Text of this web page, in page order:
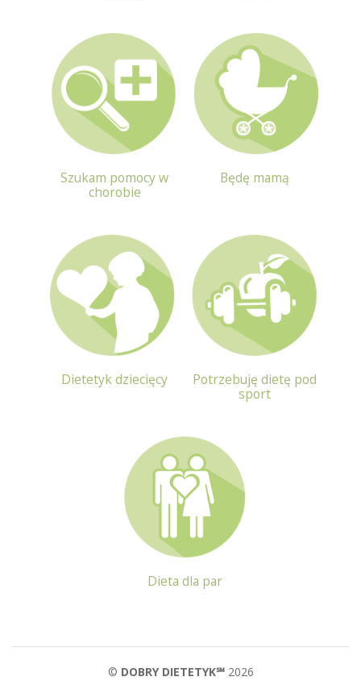
Szukam pomocy w
chorobie
Będę mamą
Dietetyk dziecięcy
Potrzebuję dietę pod
sport
Dieta dla par
© DOBRY DIETETYK℠2026